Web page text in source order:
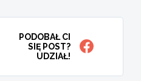
PODOBAŁ CI
SIĘ POST?
UDZIAŁ!